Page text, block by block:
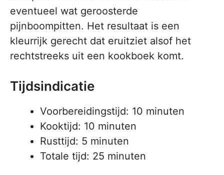
eventueel wat geroosterde
pijnboompitten. Het resultaat is een
kleurrijk gerecht dat eruitziet alsof het
rechtstreeks uit een kookboek komt.
Tijdsindicatie
Voorbereidingstijd: 10 minuten
Kooktijd: 10 minuten
Rusttijd: 5 minuten
Totale tijd: 25 minuten